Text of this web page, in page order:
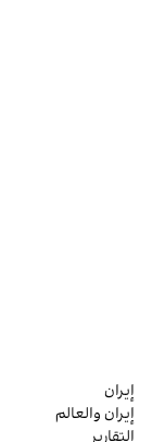
إيران
إيران والعالم
التقارير